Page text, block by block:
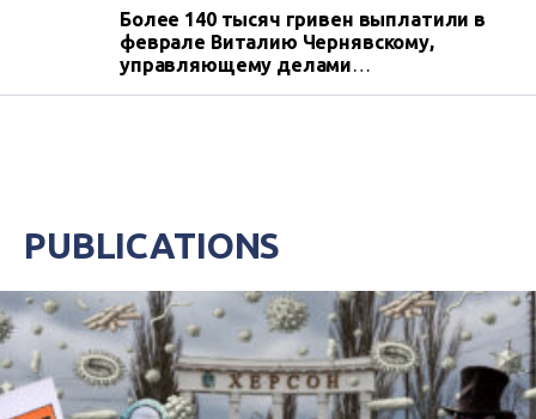
Более 140 тысяч гривен выплатили в
феврале Виталию Чернявскому,
управляющему делами
трудового договора с 3 июня 2024 года
поставить Верховный Суд. Тем
временем Чернявский с декабря 2023
года работает «учителем истории и
обществознания» в школе
оккупированного Крыма и выступает
там с пророссийскими лекциями.
PUBLICATIONS